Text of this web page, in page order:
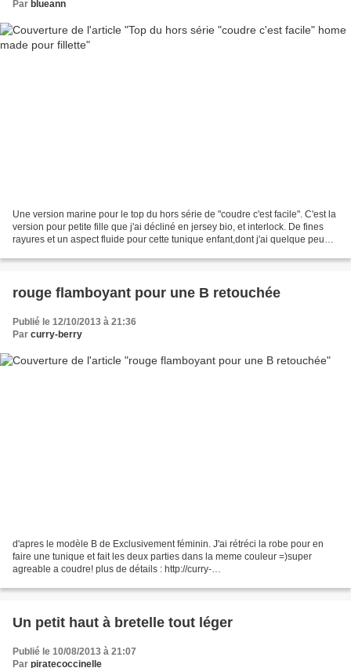
Par blueann
Une version marine pour le top du hors série de "coudre c'est facile". C'est la
version pour petite fille que j'ai décliné en jersey bio, et interlock. De fines
rayures et un aspect fluide pour cette tunique enfant,dont j'ai quelque peu
rouge flamboyant pour une B retouchée
Publié le 12/10/2013 à 21:36
Par curry-berry
d'apres le modèle B de Exclusivement féminin. J'ai rétréci la robe pour en
faire une tunique et fait les deux parties dans la meme couleur =)super
agreable a coudre! plus de détails : http://curry-
Un petit haut à bretelle tout léger
Publié le 10/08/2013 à 21:07
Par piratecoccinelle